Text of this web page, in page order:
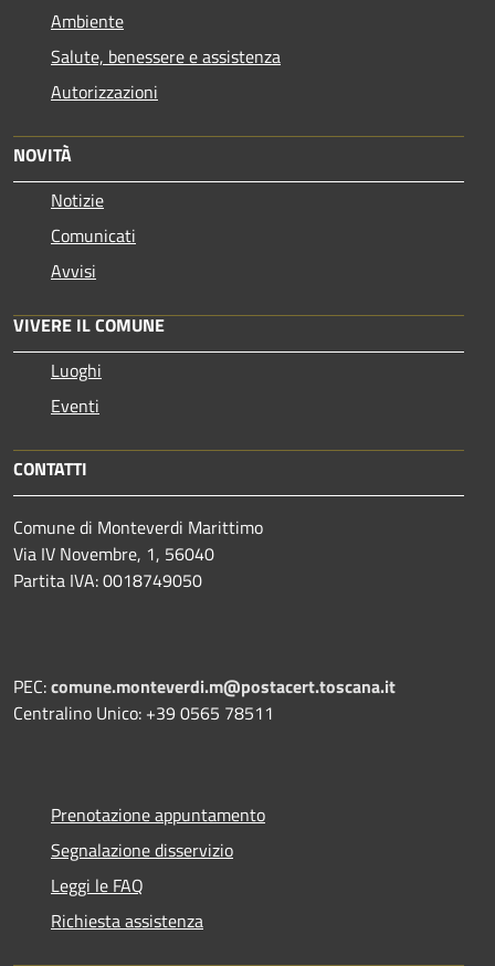
Ambiente
Salute, benessere e assistenza
Autorizzazioni
NOVITÀ
Notizie
Comunicati
Avvisi
VIVERE IL COMUNE
Luoghi
Eventi
CONTATTI
Comune di Monteverdi Marittimo
Via IV Novembre, 1, 56040
Partita IVA: 0018749050
PEC:comune.monteverdi.m@postacert.toscana.it
Centralino Unico: +39 0565 78511
Prenotazione appuntamento
Segnalazione disservizio
Leggi le FAQ
Richiesta assistenza